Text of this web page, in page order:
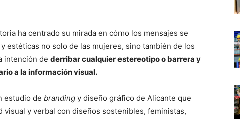
ha centrado su mirada en cómo los mensajes se
estéticas no solo de las mujeres, sino también de los
intención de derribar cualquier estereotipo o barrera y
a la información visual.
estudio de branding y diseño gráfico de Alicante que
visual y verbal con diseños sostenibles, feministas,